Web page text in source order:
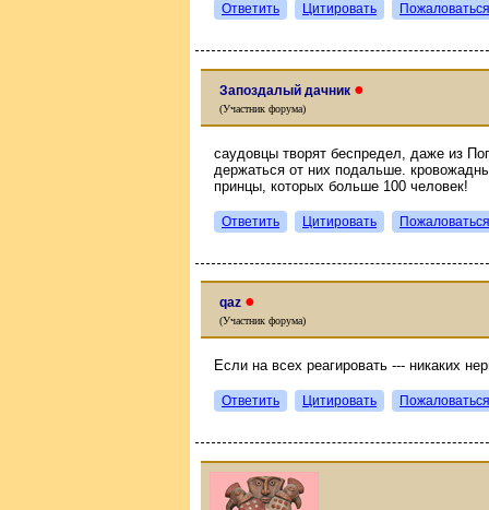
Ответить Цитировать Пожаловаться
Запоздалый дачник ●
(Участник форума)
саудовцы творят беспредел, даже из
держаться от них подальше.
принцы, которых больше 100 человек!
Ответить Цитировать Пожаловаться
qaz ●
(Участник форума)
Если на всех реагировать --- никаких
Ответить Цитировать Пожаловаться